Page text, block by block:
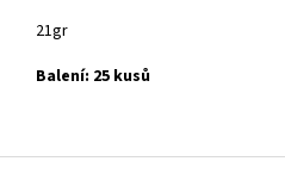
21gr
Balení: 25 kusů